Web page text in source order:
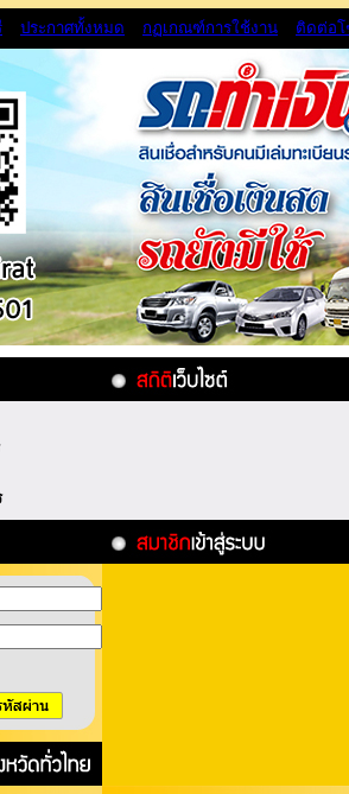
ประกาศทั้งหมด กฏเกณฑ์การใช้งาน ติดต่อ